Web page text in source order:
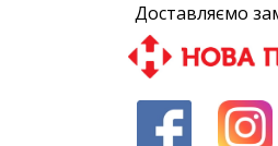
Доставляємо